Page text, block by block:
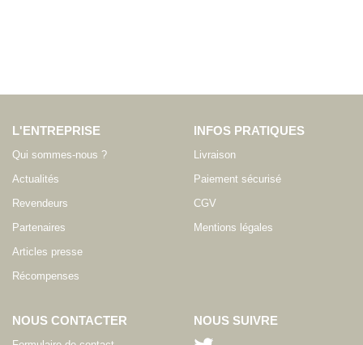
L'ENTREPRISE
Qui sommes-nous ?
Actualités
Revendeurs
Partenaires
Articles presse
Récompenses
INFOS PRATIQUES
Livraison
Paiement sécurisé
CGV
Mentions légales
NOUS CONTACTER NOUS SUIVRE